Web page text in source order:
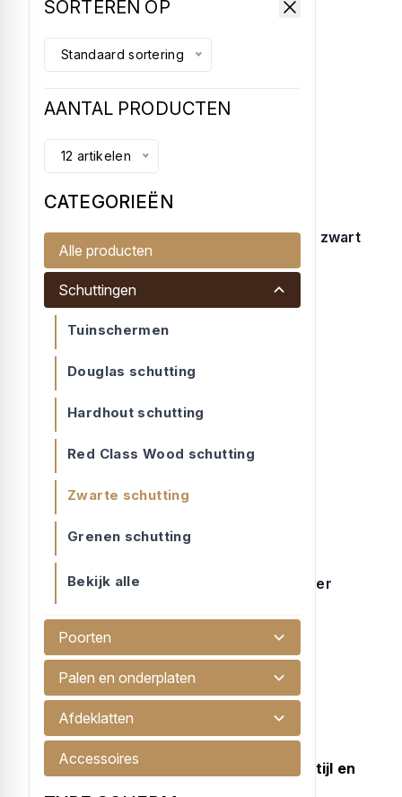
SORTEREN OP
Standaard sortering
AANTAL PRODUCTEN
12 artikelen
CATEGORIEËN
Alle producten
Schuttingen
Tuinschermen
Douglas schutting
Hardhout schutting
Red Class Wood schutting
Zwarte schutting
Grenen schutting
Bekijk alle
Poorten
Palen en onderplaten
Afdeklatten
Accessoires
Gaaselement met kader 44x68/robuust zwart
90x180
Gaaselement met kader 44x68/robuust...
€ 89,95
Gaaselement met zwart gedompeld kader
180x180cm
Gaaselement met kader 44x68/robuust...
€ 99,95
Zwarte schutting
Waarom een zwarte schutting kopen: stijl en